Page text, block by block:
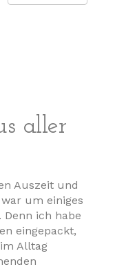
aller
Auszeit und
um einiges
ich habe
eingepackt,
Alltag